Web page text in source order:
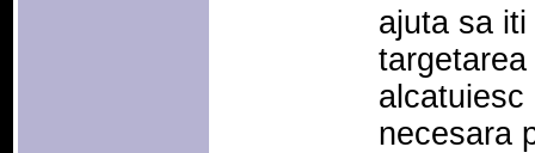
ajuta sa
alcatuiesc
necesara